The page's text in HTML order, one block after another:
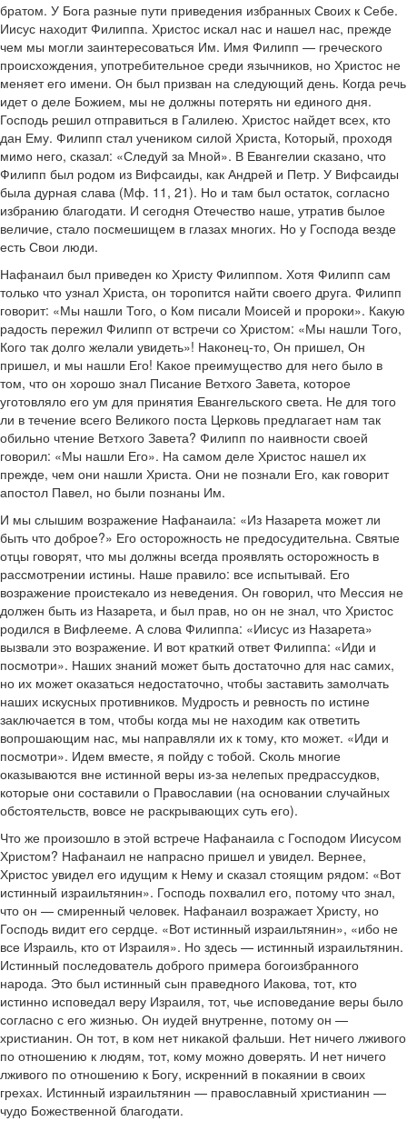
братом. У Бога разные пути приведения избранных Своих к Себе.
Иисус находит Филиппа. Христос искал нас и нашел нас, прежде
чем мы могли заинтересоваться Им. Имя Филипп — греческого
происхождения, употребительное среди язычников, но Христос не
меняет его имени. Он был призван на следующий день. Когда речь
идет о деле Божием, мы не должны потерять ни единого дня.
Господь решил отправиться в Галилею. Христос найдет всех, кто
дан Ему. Филипп стал учеником силой Христа, Который, проходя
мимо него, сказал: «Следуй за Мной». В Евангелии сказано, что
Филипп был родом из Вифсаиды, как Андрей и Петр. У Вифсаиды
была дурная слава (Мф. 11, 21). Но и там был остаток, согласно
избранию благодати. И сегодня Отечество наше, утратив былое
величие, стало посмешищем в глазах многих. Но у Господа везде
есть Свои люди.
Нафанаил был приведен ко Христу Филиппом. Хотя Филипп сам
только что узнал Христа, он торопится найти своего друга. Филипп
говорит: «Мы нашли Того, о Ком писали Моисей и пророки». Какую
радость пережил Филипп от встречи со Христом: «Мы нашли Того,
Кого так долго желали увидеть»! Наконец-то, Он пришел, Он
пришел, и мы нашли Его! Какое преимущество для него было в
том, что он хорошо знал Писание Ветхого Завета, которое
уготовляло его ум для принятия Евангельского света. Не для того
ли в течение всего Великого поста Церковь предлагает нам так
обильно чтение Ветхого Завета? Филипп по наивности своей
говорил: «Мы нашли Его». На самом деле Христос нашел их
прежде, чем они нашли Христа. Они не познали Его, как говорит
апостол Павел, но были познаны Им.
И мы слышим возражение Нафанаила: «Из Назарета может ли
быть что доброе?» Его осторожность не предосудительна. Святые
отцы говорят, что мы должны всегда проявлять осторожность в
рассмотрении истины. Наше правило: все испытывай. Его
возражение проистекало из неведения. Он говорил, что Мессия не
должен быть из Назарета, и был прав, но он не знал, что Христос
родился в Вифлееме. А слова Филиппа: «Иисус из Назарета»
вызвали это возражение. И вот краткий ответ Филиппа: «Иди и
посмотри». Наших знаний может быть достаточно для нас самих,
но их может оказаться недостаточно, чтобы заставить замолчать
наших искусных противников. Мудрость и ревность по истине
заключается в том, чтобы когда мы не находим как ответить
вопрошающим нас, мы направляли их к тому, кто может. «Иди и
посмотри». Идем вместе, я пойду с тобой. Сколь многие
оказываются вне истинной веры из-за нелепых предрассудков,
которые они составили о Православии (на основании случайных
обстоятельств, вовсе не раскрывающих суть его).
Что же произошло в этой встрече Нафанаила с Господом Иисусом
Христом? Нафанаил не напрасно пришел и увидел. Вернее,
Христос увидел его идущим к Нему и сказал стоящим рядом: «Вот
истинный израильтянин». Господь похвалил его, потому что знал,
что он — смиренный человек. Нафанаил возражает Христу, но
Господь видит его сердце. «Вот истинный израильтянин», «ибо не
все Израиль, кто от Израиля». Но здесь — истинный израильтянин.
Истинный последователь доброго примера богоизбранного
народа. Это был истинный сын праведного Иакова, тот, кто
истинно исповедал веру Израиля, тот, чье исповедание веры было
согласно с его жизнью. Он иудей внутренне, потому он —
христианин. Он тот, в ком нет никакой фальши. Нет ничего лживого
по отношению к людям, тот, кому можно доверять. И нет ничего
лживого по отношению к Богу, искренний в покаянии в своих
грехах. Истинный израильтянин — православный христианин —
чудо Божественной благодати.